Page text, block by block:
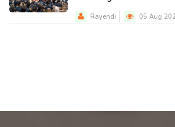
Rayendi 05 Aug